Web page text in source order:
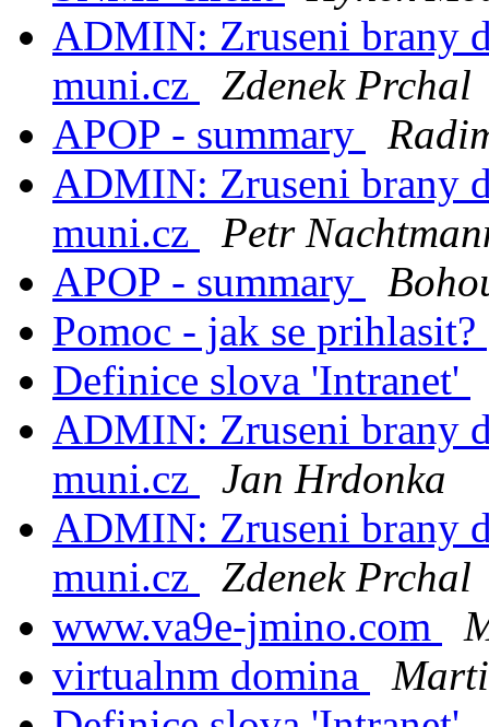
ADMIN: Zruseni brany
muni.cz
Zdenek Prchal
APOP - summary
ADMIN: Zruseni brany
muni.cz
Petr
APOP - summary
Pomoc - jak se prihlasit?
Definice slova 'Intranet'
ADMIN: Zruseni brany
muni.cz
Jan Hrdonka
ADMIN: Zruseni brany
muni.cz
Zdenek Prchal
www.va9e-jmino.com
virtualnm domina